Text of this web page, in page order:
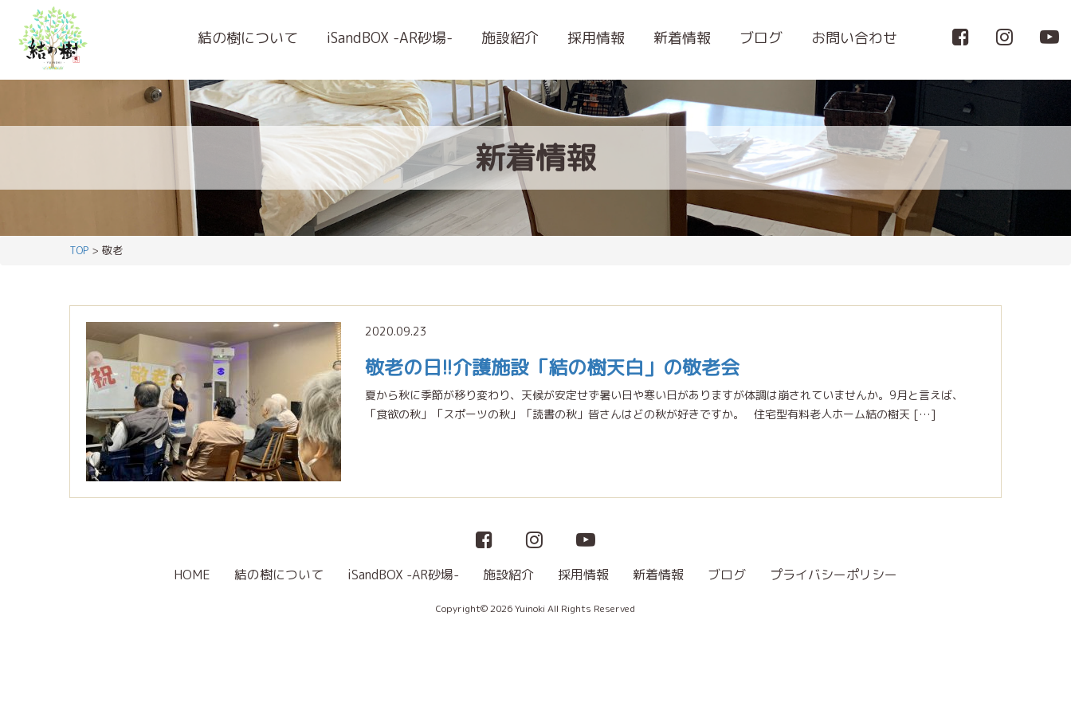
結の樹について iSandBOX -AR砂場- 施設紹介 採用情報 新着情報 ブログ お問い合わせ
新着情報
TOP > 敬老
2020.09.23
敬老の日!!介護施設「結の樹天白」の敬老会
夏から秋に季節が移り変わり、天候が安定せず暑い日や寒い日がありますが体調は崩されていませんか。9月と言えば、
「食欲の秋」「スポーツの秋」「読書の秋」皆さんはどの秋が好きですか。 住宅型有料老人ホーム結の樹天 […]
HOME 結の樹について iSandBOX -AR砂場- 施設紹介 採用情報 新着情報 ブログ プライバシーポリシー
Copyright© 2026 Yuinoki All Rights Reserved